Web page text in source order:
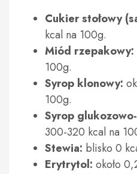
Cukier stołowy
kcal na 100g.
Miód rzepakowy:
100g.
Syrop klonowy:
100g.
Syrop
300-320 kcal na
Stewia: blisko 0
Erytrytol: około